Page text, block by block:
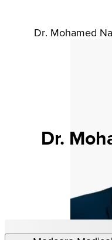
Dr. Mohamed
Dr.